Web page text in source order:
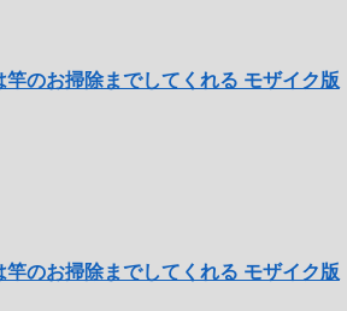
のお掃除までしてくれる モザイク版
のお掃除までしてくれる モザイク版